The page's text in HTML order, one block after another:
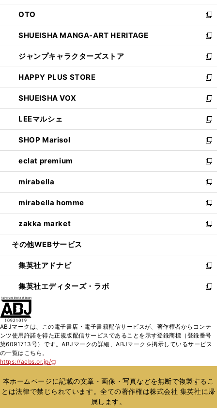
ウ
で
開
く
ン
ド
ウ
で
開
く
OTO
新
し
い
ウ
ィ
ン
ド
ウ
で
開
く
SHUEISHA MANGA-ART HERITAGE
新
し
い
ウ
ィ
ン
ド
ウ
で
開
く
ジャンプキャラクターズストア
新
し
い
ウ
ィ
ン
ド
ウ
で
開
く
HAPPY PLUS STORE
新
し
い
ウ
ィ
ン
ド
ウ
で
開
く
SHUEISHA VOX
新
し
い
ウ
ィ
ン
ド
ウ
で
開
く
LEEマルシェ
新
し
い
ウ
ィ
ン
ド
ウ
で
開
く
SHOP Marisol
新
し
い
ウ
ィ
ン
ド
ウ
で
開
eclat premium
新
し
い
ウ
ィ
ン
ド
ウ
開
く
mirabella
新
し
い
ウ
ィ
ン
ウ
で
開
く
mirabella homme
新
し
い
ウ
ン
ド
ウ
で
zakka market
新
し
ウ
ィ
ン
ド
く
その他WEBサービス
集英社アドナビ
新
し
い
ド
ウ
で
集英社エディターズ・ラボ
新
ィ
ン
開
く
ABJマークは、この電子書店・電子書籍配信サービスが、著作権者からコンテ
ンツ使用許諾を得た正規版配信サービスであることを示す登録商標（登録番号
第6091713号）です。ABJマークの詳細、ABJマークを掲示しているサービス
の一覧はこちら。
https://aebs.or.jp/
新
い
ウ
ィ
本ホームページに記載の文章・画像・写真などを無断で複製するこ
とは法律で禁じられています。全ての著作権は株式会社 集英社に帰
属します。